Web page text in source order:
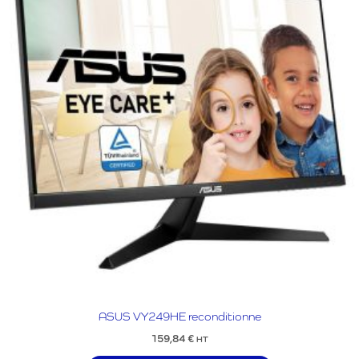
ASUS VY249HE reconditionne
159,84 € HT